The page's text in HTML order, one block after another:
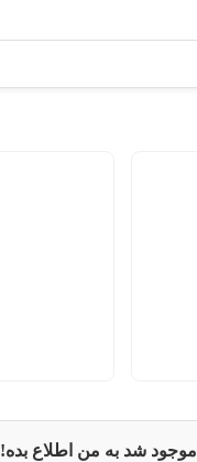
موجود شد به من اطلاع بده!